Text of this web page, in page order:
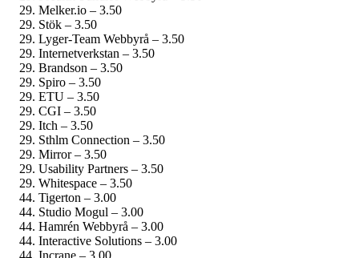
Melker.io – 3.50
Stök – 3.50
Lyger-Team Webbyrå – 3.50
Internetverkstan – 3.50
Brandson – 3.50
Spiro – 3.50
ETU – 3.50
CGI – 3.50
Itch – 3.50
Sthlm Connection – 3.50
Mirror – 3.50
Usability Partners – 3.50
Whitespace – 3.50
Tigerton – 3.00
Studio Mogul – 3.00
Hamrén Webbyrå – 3.00
Interactive Solutions – 3.00
Incrane – 3.00